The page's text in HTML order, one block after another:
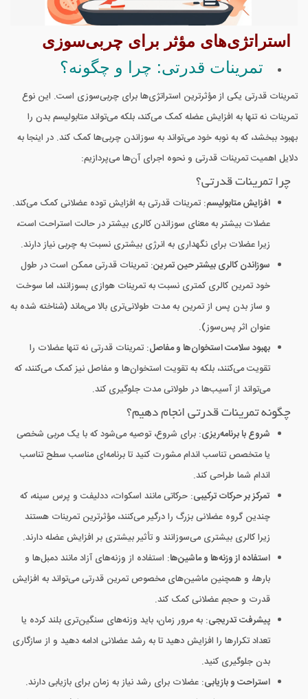
استراتژی‌های مؤثر برای چربی‌سوزی
تمرینات قدرتی: چرا و چگونه؟
تمرینات قدرتی یکی از مؤثرترین استراتژی‌ها برای چربی‌سوزی است. این نوع
تمرینات نه تنها به افزایش عضله کمک می‌کند، بلکه می‌تواند متابولیسم بدن را
بهبود ببخشد، که به نوبه خود می‌تواند به سوزاندن چربی‌ها کمک کند. در اینجا به
دلایل اهمیت تمرینات قدرتی و نحوه اجرای آن‌ها می‌پردازیم:
چرا تمرینات قدرتی؟
افزایش متابولیسم: تمرینات قدرتی به افزایش توده عضلانی کمک می‌کند.
عضلات بیشتر به معنای سوزاندن کالری بیشتر در حالت استراحت است،
زیرا عضلات برای نگهداری به انرژی بیشتری نسبت به چربی نیاز دارند.
سوزاندن کالری بیشتر حین تمرین: تمرینات قدرتی ممکن است در طول
خود تمرین کالری کمتری نسبت به تمرینات هوازی بسوزانند، اما سوخت
و ساز بدن پس از تمرین به مدت طولانی‌تری بالا می‌ماند (شناخته شده به
عنوان اثر پس‌سوز).
بهبود سلامت استخوان‌ها و مفاصل: تمرینات قدرتی نه تنها عضلات را
تقویت می‌کنند، بلکه به تقویت استخوان‌ها و مفاصل نیز کمک می‌کنند، که
می‌تواند از آسیب‌ها در طولانی مدت جلوگیری کند.
چگونه تمرینات قدرتی انجام دهیم؟
شروع با برنامه‌ریزی: برای شروع، توصیه می‌شود که با یک مربی شخصی
یا متخصص تناسب اندام مشورت کنید تا برنامه‌ای مناسب سطح تناسب
اندام شما طراحی کند.
تمرکز بر حرکات ترکیبی: حرکاتی مانند اسکوات، ددلیفت و پرس سینه، که
چندین گروه عضلانی بزرگ را درگیر می‌کنند، مؤثرترین تمرینات هستند
زیرا کالری بیشتری می‌سوزانند و تأثیر بیشتری بر افزایش عضله دارند.
استفاده از وزنه‌ها و ماشین‌ها: استفاده از وزنه‌های آزاد مانند دمبل‌ها و
بارها، و همچنین ماشین‌های مخصوص تمرین قدرتی می‌تواند به افزایش
قدرت و حجم عضلانی کمک کند.
پیشرفت تدریجی: به مرور زمان، باید وزنه‌های سنگین‌تری بلند کرده یا
تعداد تکرارها را افزایش دهید تا به رشد عضلانی ادامه دهید و از سازگاری
بدن جلوگیری کنید.
استراحت و بازیابی: عضلات برای رشد نیاز به زمان برای بازیابی دارند.